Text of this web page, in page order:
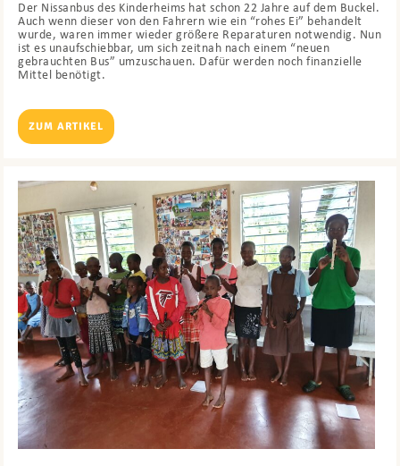
Der Nissanbus des Kinderheims hat schon 22 Jahre auf dem Buckel.
Auch wenn dieser von den Fahrern wie ein “rohes Ei” behandelt
wurde, waren immer wieder größere Reparaturen notwendig. Nun
ist es unaufschiebbar, um sich zeitnah nach einem “neuen
gebrauchten Bus” umzuschauen. Dafür werden noch finanzielle
Mittel benötigt.
ZUM ARTIKEL